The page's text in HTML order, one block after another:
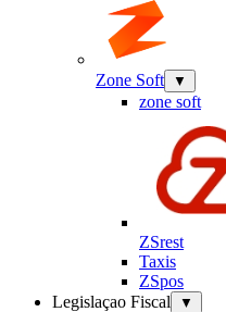
Zone Soft ▼
zone soft
ZSrest
Taxis
ZSpos
Legislaçao Fiscal
▼